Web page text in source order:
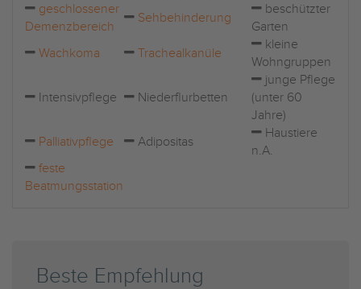
geschlossener
Demenzbereich
Sehbehinderung
beschützter
Garten
Wachkoma
Trachealkanüle
kleine
Wohngruppen
Intensivpflege Niederflurbetten
junge Pflege
(unter 60
Jahre)
Palliativpflege
Adipositas
Haustiere
n.A.
feste
Beatmungsstation
Beste Empfehlung